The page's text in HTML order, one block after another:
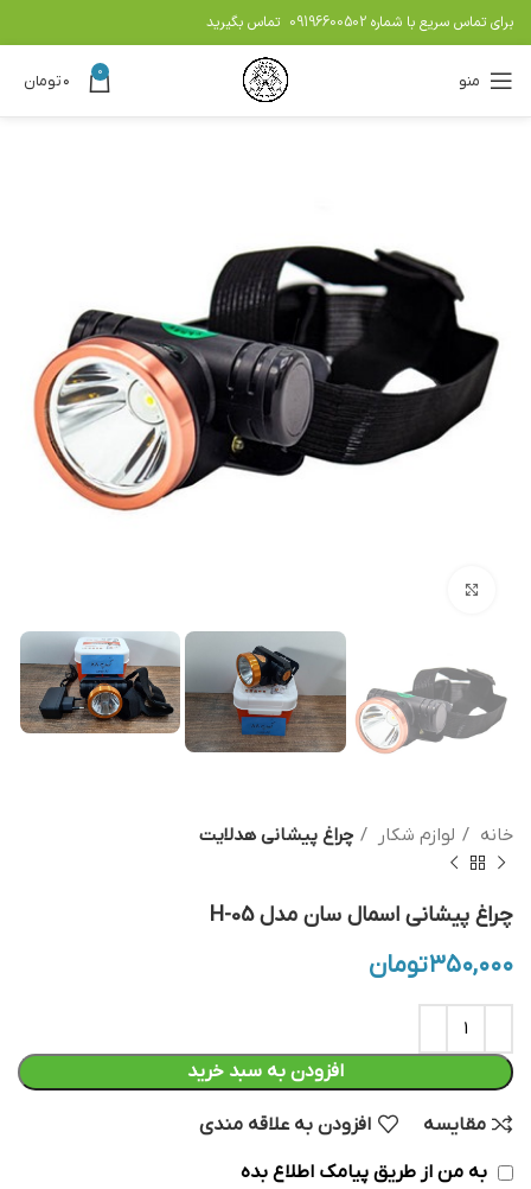
برای تماس سریع با شماره 09196600502 تماس بگیرید
منو 0 ۰تومان
خانه لوازم شکار چراغ پیشانی هدلایت
چراغ پیشانی اسمال سان مدل H-05
۳۵۰,۰۰۰تومان
افزودن به سبد خرید
مقایسه افزودن به علاقه مندی
به من از طریق پیامک اطلاع بده